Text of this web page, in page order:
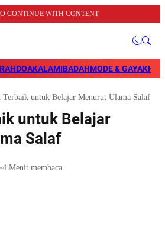
CONTINUE WITH CONTENT
DOAKALAMIBADAHMODE & GAYA
Terbaik untuk Belajar Menurut Ulama Salaf
untuk Belajar
Salaf
•4 Menit membaca